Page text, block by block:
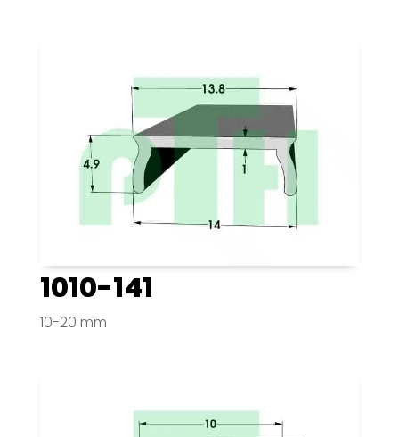
1010-141
10-20 mm